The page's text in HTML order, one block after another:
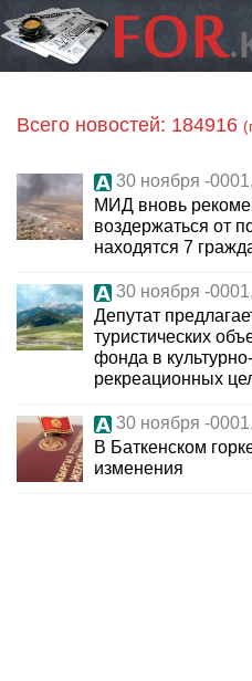
Всего новостей: 184916
30 ноября -
МИД вновь
воздержаться от
находятся 7
30 ноября -
Депутат
туристических
фонда в
рекреационных
30 ноября -
В Баткенском
изменения